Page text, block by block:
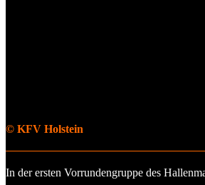
© KFV Holstein
In der ersten Vorrundengruppe des